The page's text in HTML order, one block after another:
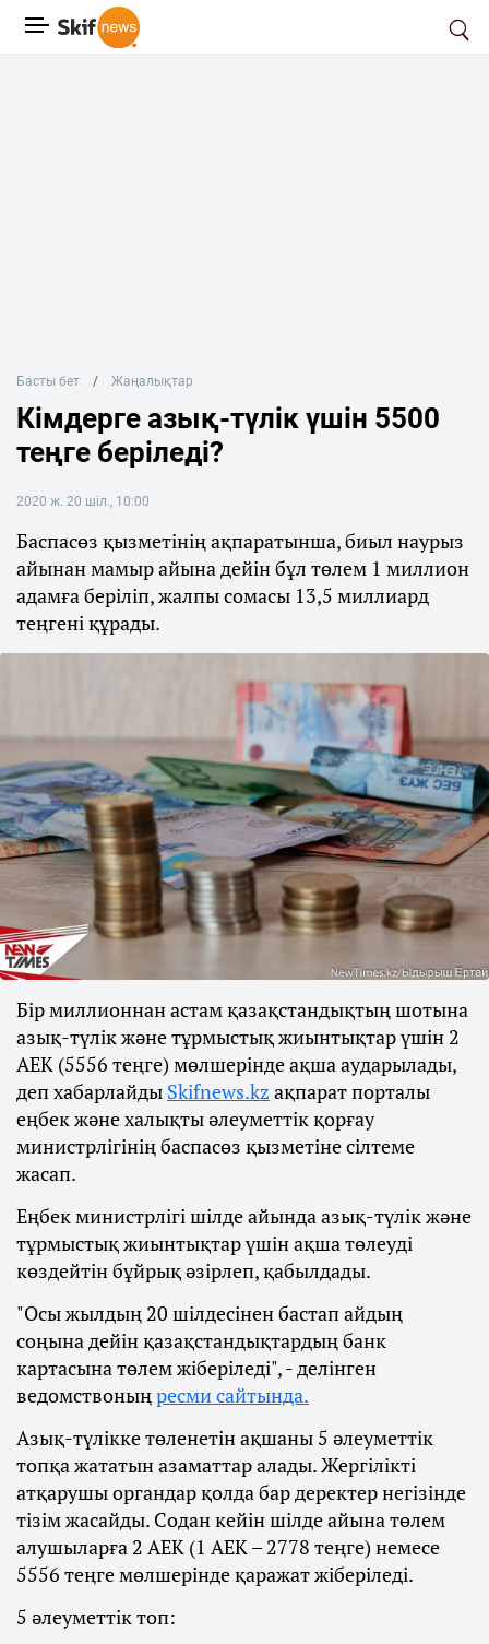
Басты бет Жаңалықтар
Кімдерге азық-түлік үшін 5500
теңге беріледі?
2020 ж. 20 шіл., 10:00
Баспасөз қызметінің ақпаратынша, биыл наурыз
айынан мамыр айына дейін бұл төлем 1 миллион
адамға беріліп, жалпы сомасы 13,5 миллиард
теңгені құрады.
Бір миллионнан астам қазақстандықтың шотына
азық-түлік және тұрмыстық жиынтықтар үшін 2
АЕК (5556 теңге) мөлшерінде ақша аударылады,
деп хабарлайды Skifnews.kz ақпарат порталы
еңбек және халықты әлеуметтік қорғау
министрлігінің баспасөз қызметіне сілтеме
жасап.
Еңбек министрлігі шілде айында азық-түлік және
тұрмыстық жиынтықтар үшін ақша төлеуді
көздейтін бұйрық әзірлеп, қабылдады.
"Осы жылдың 20 шілдесінен бастап айдың
соңына дейін қазақстандықтардың банк
картасына төлем жіберіледі", - делінген
ведомствоныңресми сайтында.
Азық-түлікке төленетін ақшаны 5 әлеуметтік
топқа жататын азаматтар алады. Жергілікті
атқарушы органдар қолда бар деректер негізінде
тізім жасайды. Содан кейін шілде айына төлем
алушыларға 2 АЕК (1 АЕК – 2778 теңге) немесе
5556 теңге мөлшерінде қаражат жіберіледі.
5 әлеуметтік топ: